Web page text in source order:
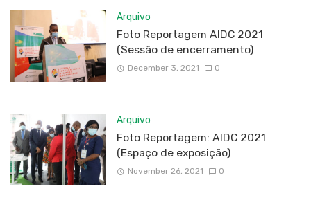
Arquivo
Foto Reportagem AIDC 2021
(Sessão de encerramento)
December 3, 2021 0
Arquivo
Foto Reportagem: AIDC 2021
(Espaço de exposição)
November 26, 2021 0